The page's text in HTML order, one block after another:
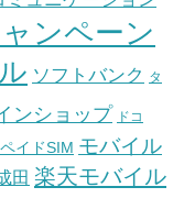
ンペーン
ソフトバンク タ
ンショップ ドコ
イドSIM モバイル
田 楽天モバイル